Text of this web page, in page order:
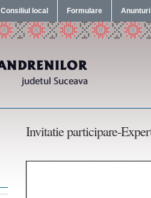
Consiliul local Formulare Anunturi
Invitatie participare-